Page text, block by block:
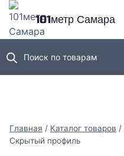
Перейти
содержимому
101метр Самара
Поиск по товарам
Главная / Каталог товаров /
Скрытый профиль